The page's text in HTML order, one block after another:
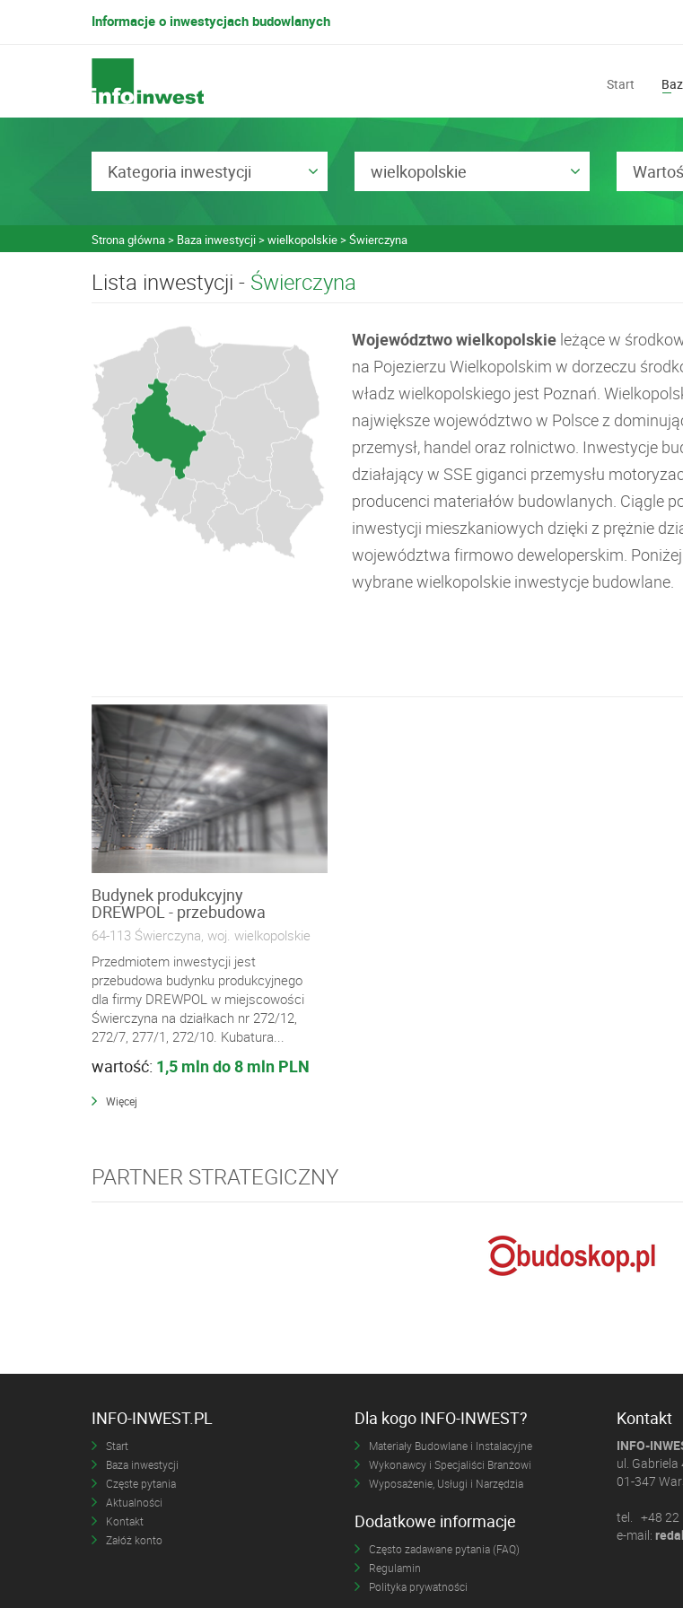
Informacje o inwestycjach budowlanych
Start
Kategoria inwestycji wielkopolskie
Strona główna Baza inwestycji wielkopolskie Świerczyna
Lista inwestycji - Świerczyna
Województwo wielkopolskie leżące w
na Pojezierzu Wielkopolskim w dorzeczu
władz wielkopolskiego jest Poznań.
największe województwo w Polsce z
przemysł, handel oraz rolnictwo. Inwestycje
działający w SSE giganci przemysłu
producenci materiałów budowlanych. Ciągle
inwestycji mieszkaniowych dzięki z prężnie
województwa firmowo deweloperskim.
wybrane wielkopolskie inwestycje budowlane.
Budynek produkcyjny
DREWPOL - przebudowa
64-113 Świerczyna, woj. wielkopolskie
Przedmiotem inwestycji jest
przebudowa budynku produkcyjnego
dla firmy DREWPOL w miejscowości
Świerczyna na działkach nr 272/12,
272/7, 277/1, 272/10. Kubatura...
wartość: 1,5 mln do 8 mln PLN
Więcej
PARTNER STRATEGICZNY
INFO-INWEST.PL
Start
Baza inwestycji
Częste pytania
Aktualności
Kontakt
Załóż konto
Dla kogo INFO-INWEST?
Materiały Budowlane i Instalacyjne
Wykonawcy i Specjaliści Branżowi
Wyposażenie, Usługi i Narzędzia
Dodatkowe informacje
Często zadawane pytania (FAQ)
Regulamin
Polityka prywatności
Kontakt
INFO-
ul. Gabriela
01-347
tel. +48 22
e-mail: